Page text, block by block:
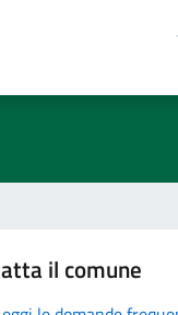
il comune